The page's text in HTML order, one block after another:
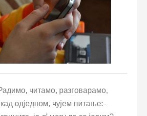
читамо, разговарамо,
одједном, чујем питање:–